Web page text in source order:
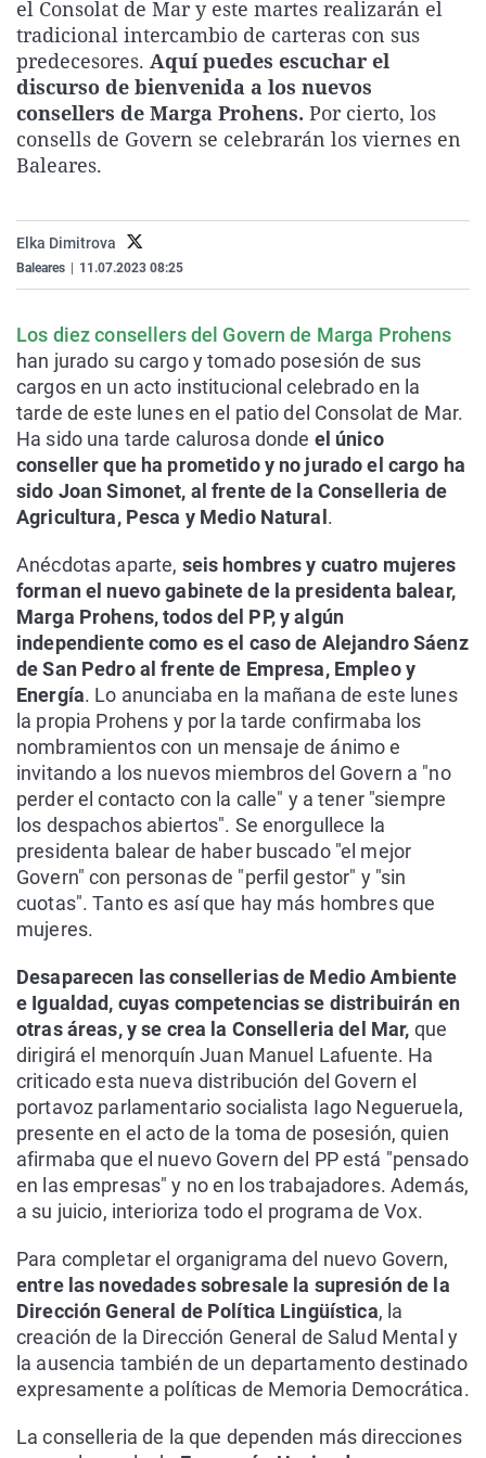
La rosa de los vientos
Gente viajera
Como el perro y el
Caso
Retornados
Equipo de
Operación Viuda
Extremadura
Galicia
La Rioja
Navarra
Virales
Televisión
Elecciones
el Consolat de Mar y este martes realizarán el
tradicional intercambio de carteras con sus
predecesores. Aquí puedes escuchar el
discurso de bienvenida a los nuevos
consellers de Marga Prohens. Por cierto, los
consells de Govern se celebrarán los viernes en
Baleares.
Elka Dimitrova
Baleares 11.07.2023 08:25
Los diez consellers del Govern de Marga Prohens
han jurado su cargo y tomado posesión de sus
cargos en un acto institucional celebrado en la
tarde de este lunes en el patio del Consolat de Mar.
Ha sido una tarde calurosa donde el único
conseller que ha prometido y no jurado el cargo ha
sido Joan Simonet, al frente de la Conselleria de
Agricultura, Pesca y Medio Natural .
Anécdotas aparte, seis hombres y cuatro mujeres
forman el nuevo gabinete de la presidenta balear,
Marga Prohens, todos del PP, y algún
independiente como es el caso de Alejandro Sáenz
de San Pedro al frente de Empresa, Empleo y
Energía. Lo anunciaba en la mañana de este lunes
la propia Prohens y por la tarde confirmaba los
nombramientos con un mensaje de ánimo e
invitando a los nuevos miembros del Govern a "no
perder el contacto con la calle" y a tener "siempre
los despachos abiertos". Se enorgullece la
presidenta balear de haber buscado "el mejor
Govern" con personas de "perfil gestor" y "sin
cuotas". Tanto es así que hay más hombres que
mujeres.
Desaparecen las consellerias de Medio Ambiente
e Igualdad, cuyas competencias se distribuirán en
otras áreas, y se crea la Conselleria del Mar, que
dirigirá el menorquín Juan Manuel Lafuente. Ha
criticado esta nueva distribución del Govern el
portavoz parlamentario socialista Iago Negueruela,
presente en el acto de la toma de posesión, quien
afirmaba que el nuevo Govern del PP está "pensado
en las empresas" y no en los trabajadores. Además,
a su juicio, interioriza todo el programa de Vox.
Para completar el organigrama del nuevo Govern,
entre las novedades sobresale la supresión de la
Dirección General de Política Lingüística, la
creación de la Dirección General de Salud Mental y
la ausencia también de un departamento destinado
expresamente a políticas de Memoria Democrática.
La conselleria de la que dependen más direcciones